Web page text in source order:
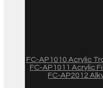
FC-AP1010 Acrylic
FC-AP1011 Acrylic
FC-AP2012